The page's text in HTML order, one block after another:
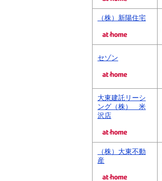
（株）新陽住宅
セゾン
大東建託リーシ
ング（株） 米
沢店
（株）大東不動
産